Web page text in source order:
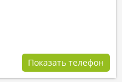
Показать телефон